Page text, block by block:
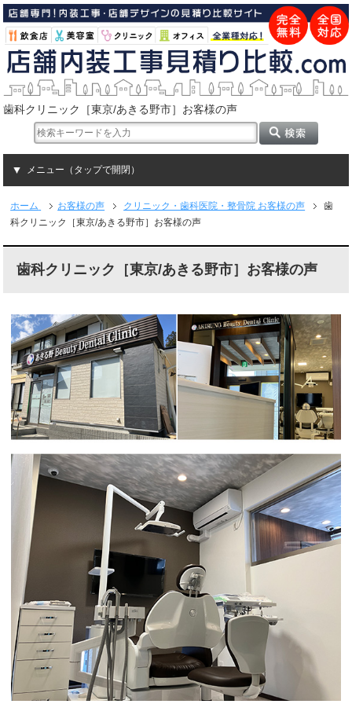
歯科クリニック［東京/あきる野市］お客様の声
メニュー（タップで開閉）
ホーム お客様の声 クリニック・歯科医院・整骨院 お客様の声
歯
科クリニック［東京/あきる野市］お客様の声
歯科クリニック［東京/あきる野市］お客様の声